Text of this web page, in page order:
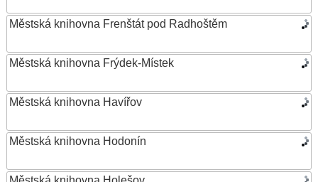
Městská knihovna Frenštát pod Radhoštěm
Městská knihovna Frýdek-Místek
Městská knihovna Havířov
Městská knihovna Hodonín